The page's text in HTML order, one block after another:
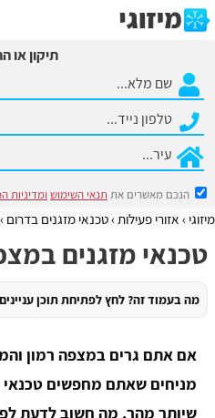
תיקון או
הנכם מאשרים את תנאי השימוש ומדיניות
מיזוגי אזורי פעילות ​טכנאי מזגנים בדרום
טכנאי מזגנים
מה בעמוד זה? לחץ לפתיחת תוכן עניינים
אם אתם גרים במצפה רמון
מניחים שאתם מחפשים טכנאי
שיותר מהר. מה חשוב לדעת